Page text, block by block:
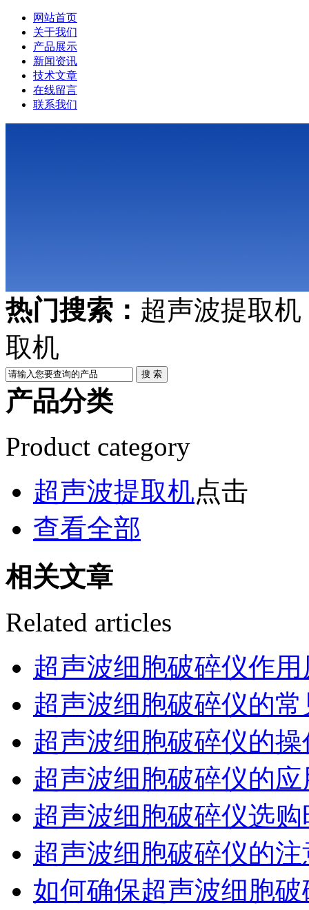
网站首页
关于我们
产品展示
新闻资讯
技术文章
在线留言
联系我们
热门搜索： 超声波提取
取机
产品分类
Product category
超声波提取机点击
查看全部
相关文章
Related articles
超声波细胞破碎仪作
超声波细胞破碎仪的
超声波细胞破碎仪的
超声波细胞破碎仪的
超声波细胞破碎仪选
超声波细胞破碎仪的
如何确保超声波细胞